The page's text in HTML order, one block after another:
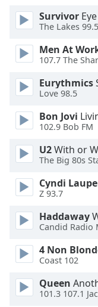
Text
Opacity
Text
Background
Area
Background
Color
Opacity
Survivor
The Lakes 99.5
Men At
107.7 The
Eurythmics
Love 98.5
Bon Jovi
102.9 Bob FM
U2With or
The Big 80s
Cyndi
Z 93.7
Haddaway
Candid Radio
4 Non
Coast 102
Queen
101.3 107.1